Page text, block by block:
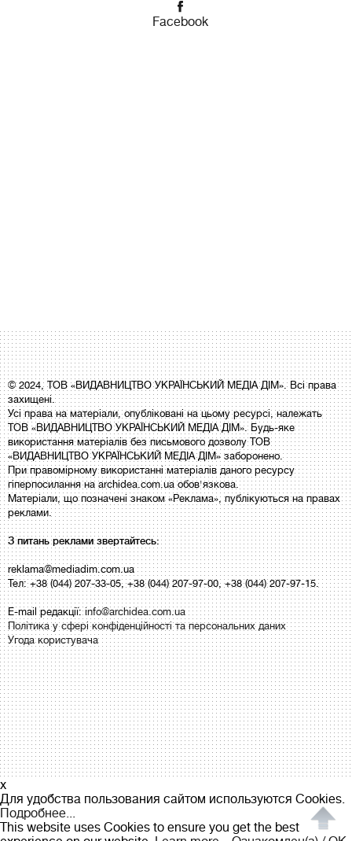
Facebook
© 2024, ТОВ «ВИДАВНИЦТВО УКРАЇНСЬКИЙ МЕДІА ДІМ». Всі права
захищені.
Усі права на матеріали, опубліковані на цьому ресурсі, належать
ТОВ «ВИДАВНИЦТВО УКРАЇНСЬКИЙ МЕДІА ДІМ». Будь-яке
використання матеріалів без письмового дозволу ТОВ
«ВИДАВНИЦТВО УКРАЇНСЬКИЙ МЕДІА ДІМ» заборонено.
При правомірному використанні матеріалів даного ресурсу
гіперпосилання на archidea.com.ua обов'язкова.
Матеріали, що позначені знаком «Реклама», публікуються на правах
реклами.
З питань реклами звертайтесь:
reklama@mediadim.com.ua
Тел: +38 (044) 207-33-05, +38 (044) 207-97-00, +38 (044) 207-97-15.
E-mail редакції:info@archidea.com.ua
Політика у сфері конфіденційності та персональних даних
Угода користувача
x
Для удобства пользования сайтом используются Cookies.
Подробнее...
This website uses Cookies to ensure you get the best